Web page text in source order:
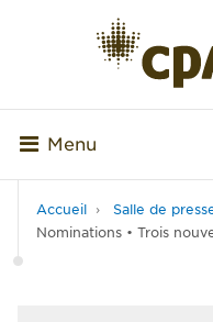
Menu
Accueil Salle de
Nominations • Trois